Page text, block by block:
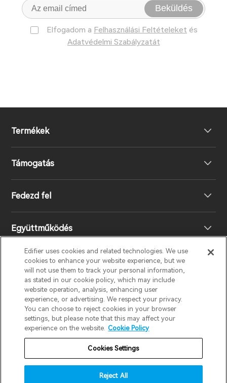
Beküldés
Elfogadom a Felhasználási Feltételeket és
Adatvédelmi Szabályzatát
Termékek
Fejhallgató
Támogatás
EU megfelelőségi nyilatkozat
Lépj kapcsolatba velünk
Fedezd fel
A mi történetünk
Nyomd meg
Design Díj
Társadalmi felelősségek
Együttműködés
Legyen Ön is Forgalmazó
Regionális forgalmazók
EDIFIERAIRPULSESTAX HECATE
Adatvédelmi nyilatkozat
Hungary / Hungarian
Edifier uses cookies and related technologies. We use
cookies to enhance your website experience, but we
will not use them to track your personal information,
as stated in our cookie policy, which may include
website operation, analysis, enhancing user
experience, or advertising. We respect your privacy.
You can choose to reject cookies in your browser
settings, but please note that this may affect your
experience on the website. Cookie Policy
Cookies Settings
Reject All